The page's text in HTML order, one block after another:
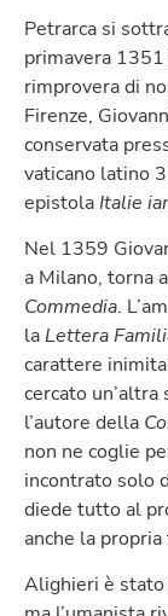
Petrarca si
primavera 1351
rimprovera di
Firenze,
conservata
vaticano latino
epistolaItalie
Nel 1359
a Milano, torna
Commedia.
laLettera
carattere
cercato
l’autore della
non ne coglie
incontrato solo
diede tutto al
anche la
Alighieri è stato